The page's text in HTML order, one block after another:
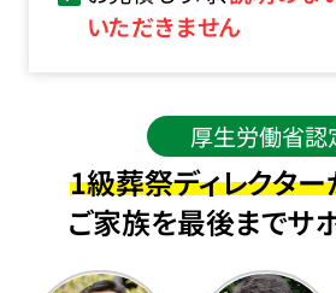
いただきません
厚生労働省認
1級葬祭ディレクタ
ご家族を最後までサ